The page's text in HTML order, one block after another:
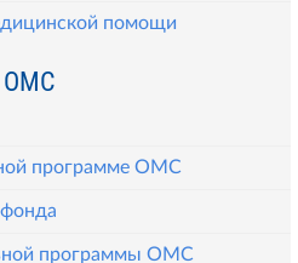
помощи
ОМС
программе ОМС
фонда
программы ОМС